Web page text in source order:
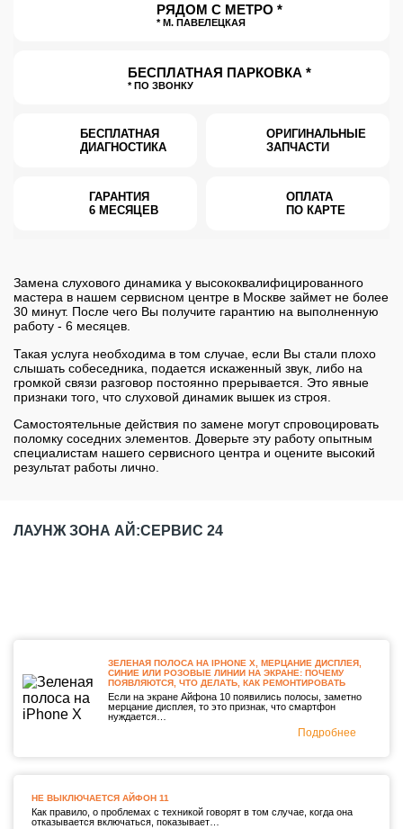
РЯДОМ С МЕТРО *
* М. ПАВЕЛЕЦКАЯ
БЕСПЛАТНАЯ ПАРКОВКА *
* ПО ЗВОНКУ
БЕСПЛАТНАЯ
ДИАГНОСТИКА
ОРИГИНАЛЬНЫЕ
ЗАПЧАСТИ
ГАРАНТИЯ
6 МЕСЯЦЕВ
ОПЛАТА
ПО КАРТЕ
Замена слухового динамика у высококвалифицированного
мастера в нашем сервисном центре в Москве займет не более
30 минут. После чего Вы получите гарантию на выполненную
работу - 6 месяцев.
Такая услуга необходима в том случае, если Вы стали плохо
слышать собеседника, подается искаженный звук, либо на
громкой связи разговор постоянно прерывается. Это явные
признаки того, что слуховой динамик вышек из строя.
Самостоятельные действия по замене могут спровоцировать
поломку соседних элементов. Доверьте эту работу опытным
специалистам нашего сервисного центра и оцените высокий
результат работы лично.
ЛАУНЖ ЗОНА АЙ:СЕРВИС 24
ЗЕЛЕНАЯ ПОЛОСА НА IPHONE X, МЕРЦАНИЕ ДИСПЛЕЯ,
СИНИЕ ИЛИ РОЗОВЫЕ ЛИНИИ НА ЭКРАНЕ: ПОЧЕМУ
ПОЯВЛЯЮТСЯ, ЧТО ДЕЛАТЬ, КАК РЕМОНТИРОВАТЬ
Если на экране Айфона 10 появились полосы, заметно
мерцание дисплея, то это признак, что смартфон
нуждается…
Подробнее
НЕ ВЫКЛЮЧАЕТСЯ АЙФОН 11
Как правило, о проблемах с техникой говорят в том случае, когда она
отказывается включаться, показывает…